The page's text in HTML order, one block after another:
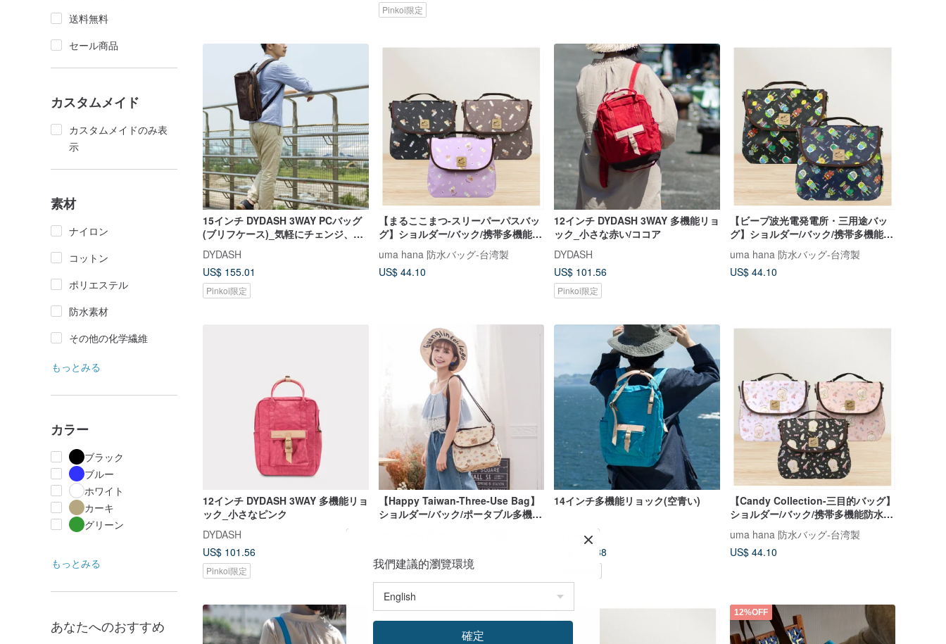
送料無料
セール商品
カスタムメイド
カスタムメイドのみ表
示
素材
ナイロン
コットン
ポリエステル
防水素材
その他の化学繊維
もっとみる
カラー
ブラック
ブルー
ホワイト
カーキ
グリーン
もっとみる
あなたへのおすすめ
Pinkoi限定
15インチ DYDASH 3WAY PCバッグ
(ブリフケース)_気軽にチェンジ、リ
DYDASH
US$ 155.01
Pinkoi限定
【まるここまつ-スリーパーパスバッ
グ】ショルダー/バック/携帯多機能防
uma hana 防水バッグ-台湾製
US$ 44.10
12インチ DYDASH 3WAY 多機能リョ
ック_小さな赤い/ココア
DYDASH
US$ 101.56
Pinkoi限定
【ビープ波光電発電所・三用途バッ
グ】ショルダー/バック/携帯多機能防
uma hana 防水バッグ-台湾製
US$ 44.10
12インチ DYDASH 3WAY 多機能リョ
ック_小さなピンク
DYDASH
US$ 101.56
Pinkoi限定
【Happy Taiwan-Three-Use Bag】
ショルダー/バック/ポータブル多機能
14インチ多機能リョック(空青い)
DYDASH
US$ 119.38
【Candy Collection-三目的バッグ】
ショルダー/バック/携帯多機能防水リ
ュック
uma hana 防水バッグ-台湾製
US$ 44.10
12%OFF
我們建議的瀏覽環境
確定